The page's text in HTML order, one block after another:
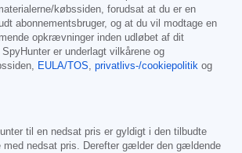
købssiden, forudsat at du er en
abonnementsbruger, og at du vil modtage en
opkrævninger inden udløbet af dit
er underlagt vilkårene og
EULA/TOS, privatlivs-/cookiepolitik og
til en nedsat pris er gyldigt i den tilbudte
med nedsat pris. Derefter gælder den gældende